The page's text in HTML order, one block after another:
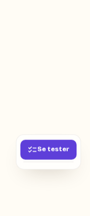
Se tester